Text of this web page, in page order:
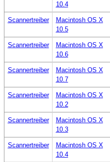
10.4
Scannertreiber
Macintosh OS X
10.5
Scannertreiber
Macintosh OS X
10.6
Scannertreiber
Macintosh OS X
10.7
Scannertreiber
Macintosh OS X
10.2
Scannertreiber
Macintosh OS X
10.3
Scannertreiber
Macintosh OS X
10.4